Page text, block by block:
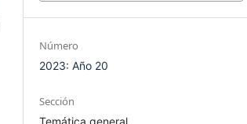
Número
2023: Año 20
Sección
Temática general